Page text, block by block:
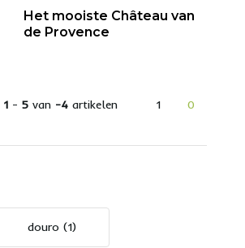
Het mooiste Château van
de Provence
1 - 5 van -4 artikelen 1 0
douro (1)